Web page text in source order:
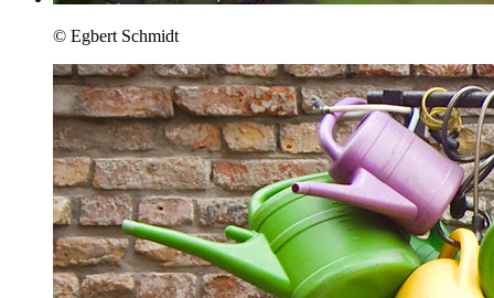
© Egbert Schmidt